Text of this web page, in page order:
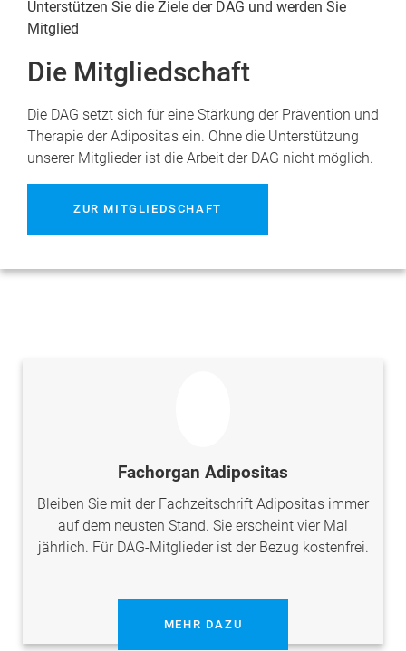
Unterstützen Sie die Ziele der DAG und werden Sie
Mitglied
Die Mitgliedschaft
Die DAG setzt sich für eine Stärkung der Prävention und
Therapie der Adipositas ein. Ohne die Unterstützung
unserer Mitglieder ist die Arbeit der DAG nicht möglich.
ZUR MITGLIEDSCHAFT
Fachorgan Adipositas
Bleiben Sie mit der Fachzeitschrift Adipositas immer
auf dem neusten Stand. Sie erscheint vier Mal
jährlich. Für DAG-Mitglieder ist der Bezug kostenfrei.
MEHR DAZU